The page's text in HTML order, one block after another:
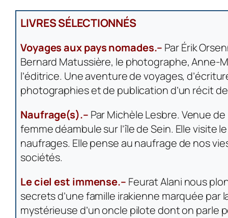
LIVRES SÉLECTIONNÉS
Voyages aux pays nomades.– Par Érik
Bernard Matussière, le photographe, Anne-
l’éditrice. Une aventure de voyages,
photographies et de publication d’un récit
Naufrage(s).– Par Michèle Lesbre. Venue de
femme déambule sur l’île de Sein. Elle visite
naufrages. Elle pense au naufrage de nos
sociétés.
Le ciel est immense.– Feurat Alani nous
secrets d’une famille irakienne marquée par
mystérieuse d’un oncle pilote dont on parle